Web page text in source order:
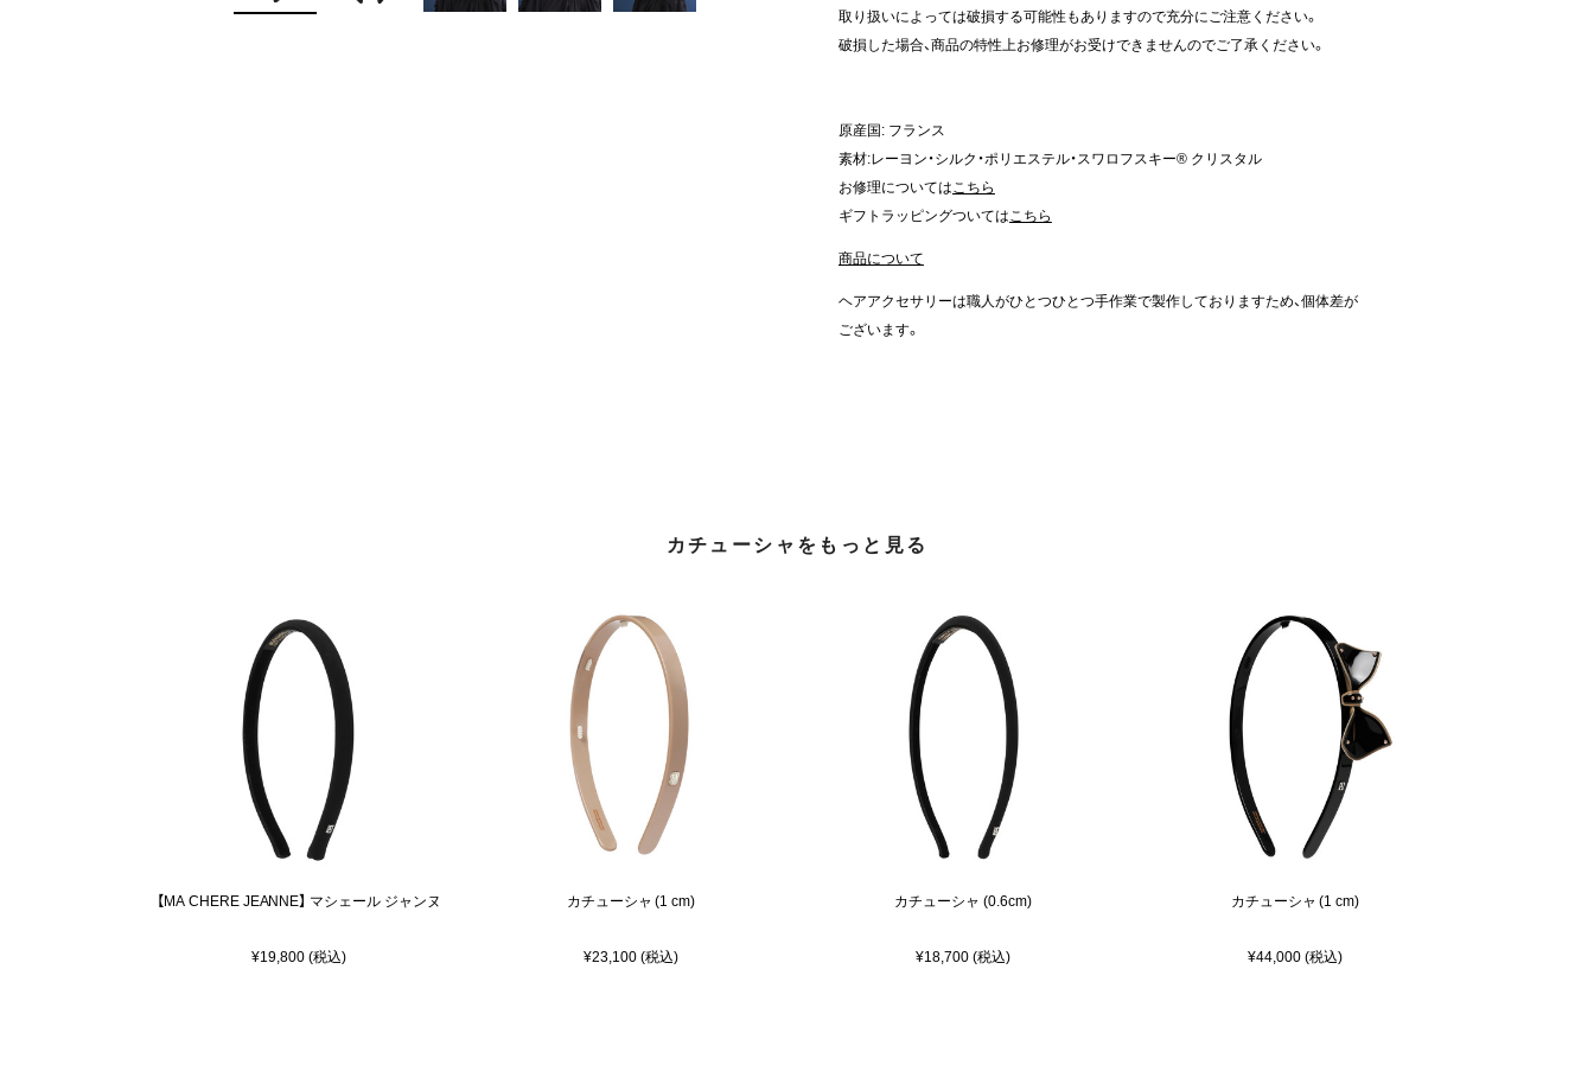
取り扱いによっては破損する可能性もありますので充分にご注意ください。
破損した場合、商品の特性上お修理がお受けできませんのでご了承ください。
原産国: フランス
素材:レーヨン・シルク・ポリエステル・スワロフスキー® クリスタル
お修理についてはこちら
ギフトラッピングついてはこちら
商品について
ヘアアクセサリーは職人がひとつひとつ手作業で製作しておりますため、個体差が
ございます。
カチューシャをもっと見る
【MA CHERE JEANNE】 マシェール ジャンヌ
¥19,800 (税込)
カチューシャ (1 cm)
¥23,100 (税込)
カチューシャ (0.6cm)
¥18,700 (税込)
カチューシャ (1 cm)
¥44,000 (税込)